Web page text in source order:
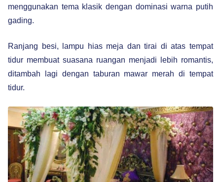
menggunakan tema klasik dengan dominasi warna putih
gading.
Ranjang besi, lampu hias meja dan tirai di atas tempat
tidur membuat suasana ruangan menjadi lebih romantis,
ditambah lagi dengan taburan mawar merah di tempat
tidur.